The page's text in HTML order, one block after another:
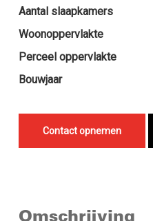
Aantal slaapkamers
Woonoppervlakte
Perceel oppervlakte
Bouwjaar
Contact opnemen
Omschrijving